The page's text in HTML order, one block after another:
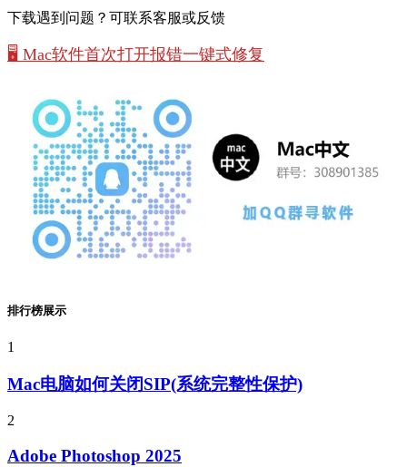
下载遇到问题？可联系客服或反馈
🖥️ Mac软件首次打开报错一键式修复
排行榜展示
1
Mac电脑如何关闭SIP(系统完整性保护)
2
Adobe Photoshop 2025